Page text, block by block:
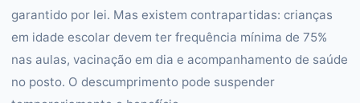
garantido por lei. Mas existem contrapartidas: crianças
em idade escolar devem ter frequência mínima de 75%
nas aulas, vacinação em dia e acompanhamento de saúde
no posto. O descumprimento pode suspender